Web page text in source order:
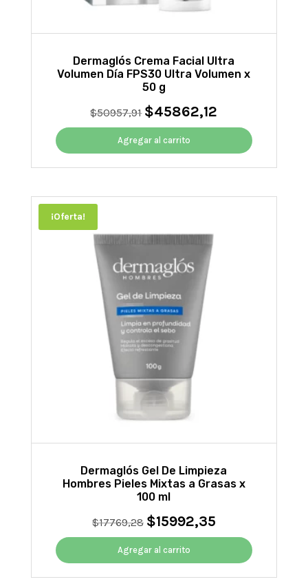
Dermaglós Crema Facial Ultra
Volumen Día FPS30 Ultra Volumen x
50 g
$50957,91 El
precio
original
era:
$50957,91.
$45862,12
precio
es:
$45862,12.
Agregar al carrito
¡Oferta!
Dermaglós Gel De Limpieza
Hombres Pieles Mixtas a Grasas x
100 ml
$17769,28 El
precio
original
era:
$17769,28.
$15992,35El
precio
es:
$15992,35.
Agregar al carrito